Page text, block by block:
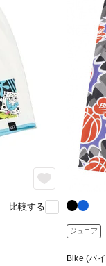
比較する
ジュニア
Bike (バ